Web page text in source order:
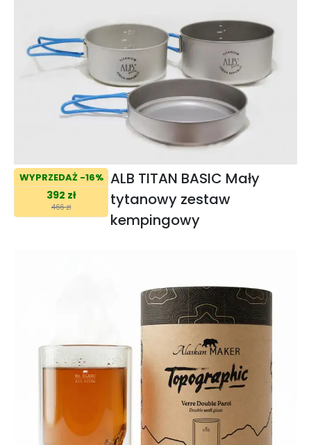
WYPRZEDAŻ -16%
392 zł
466 zł
ALB TITAN BASIC Mały
tytanowy zestaw
kempingowy